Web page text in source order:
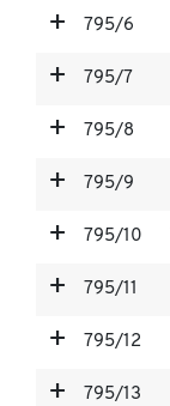
795/6
795/7
795/8
795/9
795/10
795/11
795/12
795/13